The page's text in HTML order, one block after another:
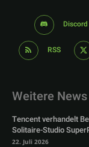
Discord
RSS
Weitere News
Tencent verhandelt
Solitaire-Studio
22. Juli 2026